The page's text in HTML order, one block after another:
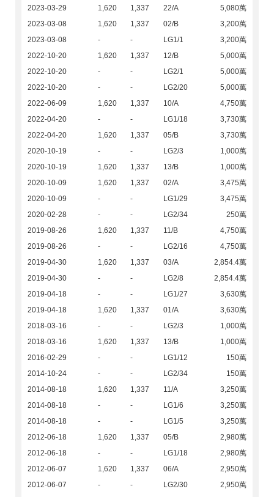
2023-03-29
1,620 1,337 22/A
5,080萬
2023-03-08
1,620 1,337 02/B
3,200萬
2023-03-08
- - LG1/1
3,200萬
2022-10-20
1,620 1,337 12/B
5,000萬
2022-10-20
- - LG2/1
5,000萬
2022-10-20
- - LG2/20
5,000萬
2022-06-09
1,620 1,337 10/A
4,750萬
2022-04-20
- - LG1/18
3,730萬
2022-04-20
1,620 1,337 05/B
3,730萬
2020-10-19
- - LG2/3
1,000萬
2020-10-19
1,620 1,337 13/B
1,000萬
2020-10-09
1,620 1,337 02/A
3,475萬
2020-10-09
- - LG1/29
3,475萬
2020-02-28
- - LG2/34
250萬
2019-08-26
1,620 1,337 11/B
4,750萬
2019-08-26
- - LG2/16
4,750萬
2019-04-30
1,620 1,337 03/A
2,854.4萬
2019-04-30
- - LG2/8
2,854.4萬
2019-04-18
- - LG1/27
3,630萬
2019-04-18
1,620 1,337 01/A
3,630萬
2018-03-16
- - LG2/3
1,000萬
2018-03-16
1,620 1,337 13/B
1,000萬
2016-02-29
- - LG1/12
150萬
2014-10-24
- - LG2/34
150萬
2014-08-18
1,620 1,337 11/A
3,250萬
2014-08-18
- - LG1/6
3,250萬
2014-08-18
- - LG1/5
3,250萬
2012-06-18
1,620 1,337 05/B
2,980萬
2012-06-18
- - LG1/18
2,980萬
2012-06-07
1,620 1,337 06/A
2,950萬
2012-06-07
- - LG2/30
2,950萬